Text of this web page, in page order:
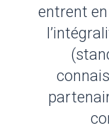
entrent